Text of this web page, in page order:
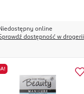
Niedostępny online
dostępność w drogerii